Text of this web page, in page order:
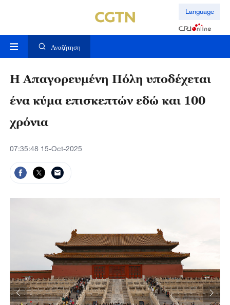
Language
Αναζήτηση
Η Απαγορευμένη Πόλη υποδέχεται
ένα κύμα επισκεπτών εδώ και 100
χρόνια
07:35:48 15-Oct-2025